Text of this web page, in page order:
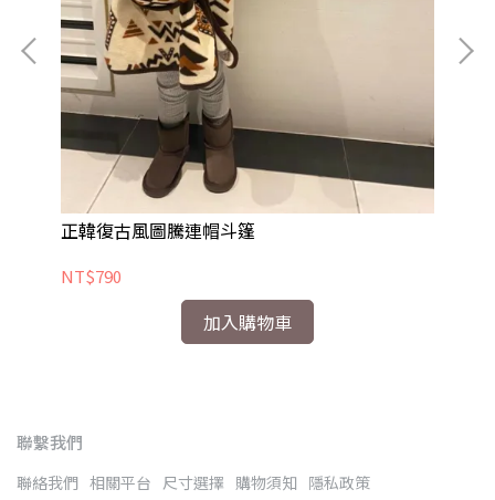
正韓復古風圖騰連帽斗篷
NT$790
加入購物車
聯繫我們
聯絡我們 相關平台 尺寸選擇 購物須知 隱私政策